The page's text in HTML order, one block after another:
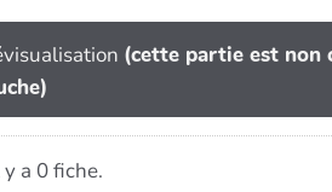
(cette partie est non